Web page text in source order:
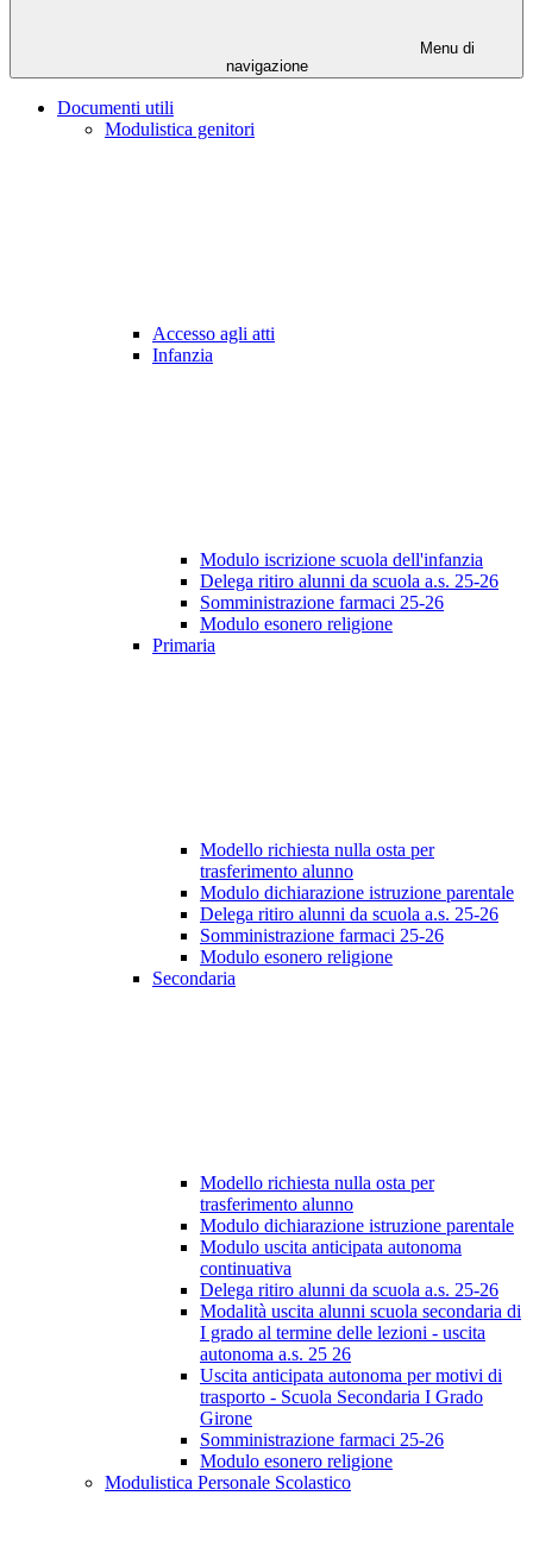
Menu di
navigazione
Documenti utili
Modulistica genitori
Accesso agli atti
Infanzia
Modulo iscrizione scuola dell'infanzia
Delega ritiro alunni da scuola a.s. 25-26
Somministrazione farmaci 25-26
Modulo esonero religione
Primaria
Modello richiesta nulla osta per
trasferimento alunno
Modulo dichiarazione istruzione parentale
Delega ritiro alunni da scuola a.s. 25-26
Somministrazione farmaci 25-26
Modulo esonero religione
Secondaria
Modello richiesta nulla osta per
trasferimento alunno
Modulo dichiarazione istruzione parentale
Modulo uscita anticipata autonoma
continuativa
Delega ritiro alunni da scuola a.s. 25-26
Modalità uscita alunni scuola secondaria di
I grado al termine delle lezioni - uscita
autonoma a.s. 25 26
Uscita anticipata autonoma per motivi di
trasporto - Scuola Secondaria I Grado
Girone
Somministrazione farmaci 25-26
Modulo esonero religione
Modulistica Personale Scolastico